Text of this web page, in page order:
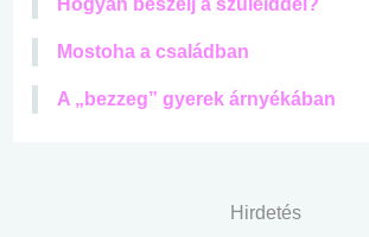
Mostoha a családban
A „bezzeg” gyerek árnyékában
Hirdetés